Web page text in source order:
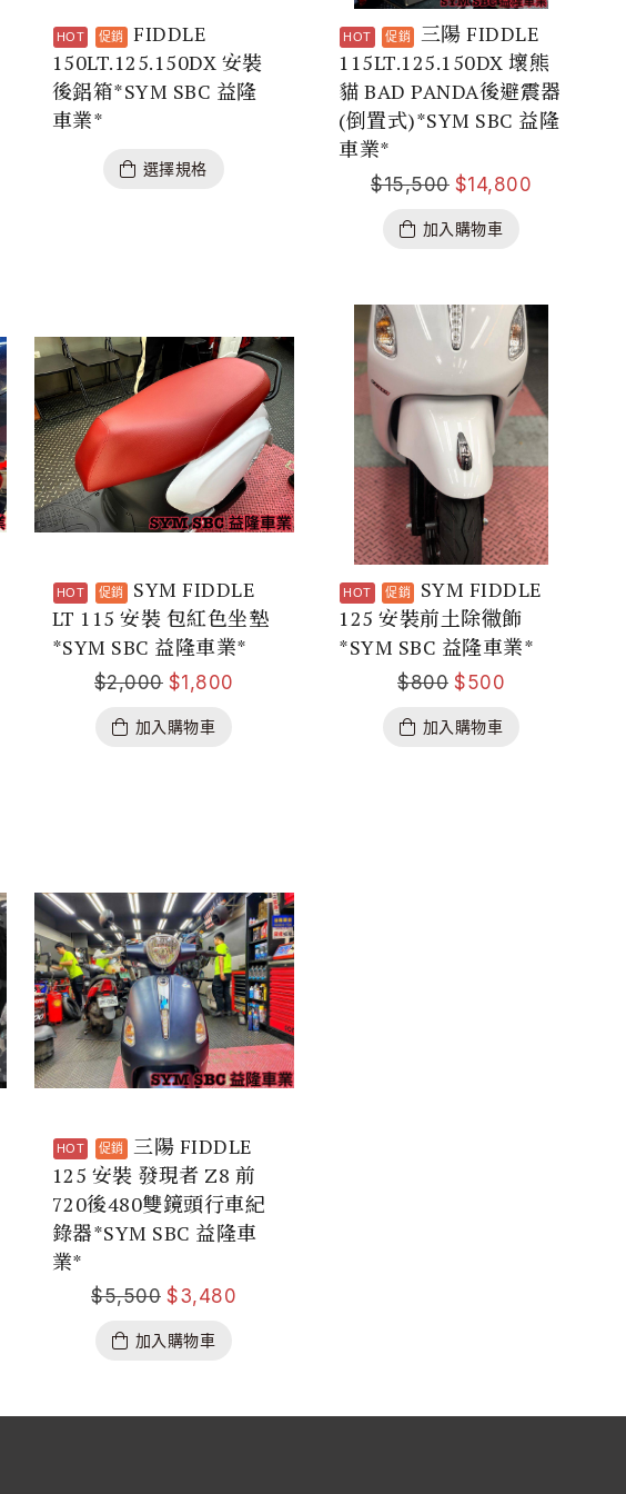
FIDDLE
150LT.125.150DX 安裝
後鋁箱*SYM SBC 益隆
車業*
選擇規格
三陽 FIDDLE
115LT.125.150DX 壞熊
貓 BAD PANDA後避震器
(倒置式)*SYM SBC 益隆
車業*
$15,500 $14,800
加入購物車
SYM FIDDLE
LT 115 安裝 包紅色坐墊
*SYM SBC 益隆車業*
$2,000 $1,800
加入購物車
SYM FIDDLE
125 安裝前土除幑飾
*SYM SBC 益隆車業*
$800 $500
加入購物車
三陽 FIDDLE
125 安裝 發現者 Z8 前
720後480雙鏡頭行車紀
錄器*SYM SBC 益隆車
業*
$5,500 $3,480
加入購物車